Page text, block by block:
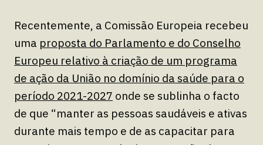
Recentemente, a Comissão Europeia recebeu
uma proposta do Parlamento e do Conselho
Europeu relativo à criação de um programa
de ação da União no domínio da saúde para o
período 2021-2027 onde se sublinha o facto
de que “manter as pessoas saudáveis e ativas
durante mais tempo e de as capacitar para